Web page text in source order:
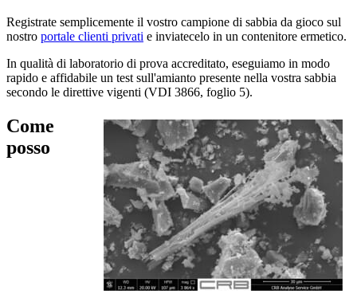
Registrate semplicemente il vostro campione di sabbia da gioco sul
nostro portale clienti privati e inviatecelo in un contenitore ermetico.
In qualità di laboratorio di prova accreditato, eseguiamo in modo
rapido e affidabile un test sull'amianto presente nella vostra sabbia
secondo le direttive vigenti (VDI 3866, foglio 5).
Come
posso